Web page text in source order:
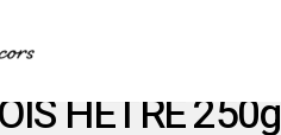
HETRE 250g